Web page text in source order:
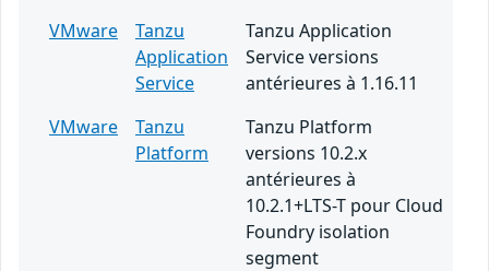
VMware
Tanzu
Application
Service
Tanzu Application
Service versions
antérieures à 1.16.11
VMware
Tanzu
Platform
Tanzu Platform
versions 10.2.x
antérieures à
10.2.1+LTS-T pour Cloud
Foundry isolation
segment